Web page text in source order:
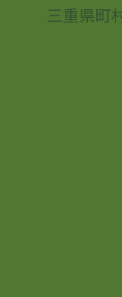
三重県町